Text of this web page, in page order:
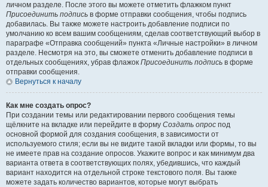
личном разделе. После этого вы можете отметить флажком пункт
Присоединить подпись в форме отправки сообщения, чтобы подпись
добавилась. Вы также можете настроить добавление подписи по
умолчанию ко всем вашим сообщениям, сделав соответствующий выбор в
параграфе «Отправка сообщений» пункта «Личные настройки» в личном
разделе. Несмотря на это, вы сможете отменить добавление подписи в
отдельных сообщениях, убрав флажок Присоединить подпись в форме
отправки сообщения.
Вернуться к началу
Как мне создать опрос?
При создании темы или редактировании первого сообщения темы
щёлкните на вкладке или перейдите в форму Создать опрос под
основной формой для создания сообщения, в зависимости от
используемого стиля; если вы не видите такой вкладки или формы, то вы
не имеете прав на создание опросов. Укажите вопрос и как минимум два
варианта ответа в соответствующих полях, убедившись, что каждый
вариант находится на отдельной строке текстового поля. Вы также
можете задать количество вариантов, которые могут выбрать